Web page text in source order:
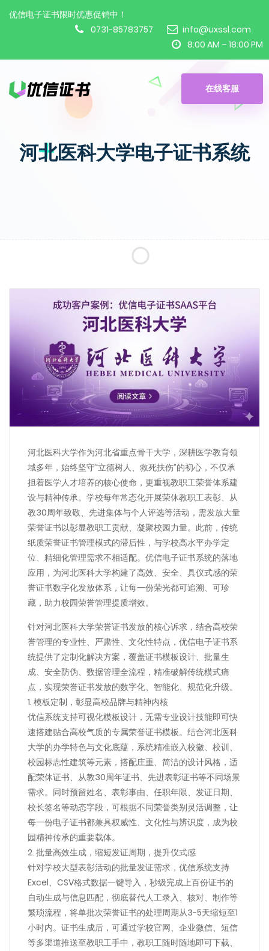
优信电子证书限时优惠促销中！
0731-85783757
info@uxssl.com
8:00 AM – 18:00 PM
在线客服
河北医科大学电子证书系统
河北医科大学作为河北省重点骨干大学，深耕医学教育领
域多年，始终坚守“立德树人、救死扶伤”的初心，不仅承
担着医学人才培养的核心使命，更重视教职工荣誉体系建
设与精神传承。学校每年常态化开展荣休教职工表彰、从
教30周年致敬、先进集体与个人评选等活动，需发放大量
荣誉证书以彰显教职工贡献、凝聚校园力量。此前，传统
纸质荣誉证书管理模式的滞后性，与学校高水平办学定
位、精细化管理需求不相适配。优信电子证书系统的落地
应用，为河北医科大学构建了高效、安全、具仪式感的荣
誉证书数字化发放体系，让每一份荣光都可追溯、可珍
藏，助力校园荣誉管理提质增效。
针对河北医科大学荣誉证书发放的核心诉求，结合高校荣
誉管理的专业性、严肃性、文化性特点，优信电子证书系
统提供了定制化解决方案，覆盖证书模板设计、批量生
成、安全防伪、数据管理全流程，精准破解传统模式痛
点，实现荣誉证书发放的数字化、智能化、规范化升级。
1. 模板定制，彰显高校品牌与精神内核
优信系统支持可视化模板设计，无需专业设计技能即可快
速搭建贴合高校气质的专属荣誉证书模板。结合河北医科
大学的办学特色与文化底蕴，系统精准嵌入校徽、校训、
校园标志性建筑等元素，搭配庄重、简洁的设计风格，适
配荣休证书、从教30周年证书、先进表彰证书等不同场景
需求。同时预留姓名、表彰事由、任职年限、发证日期、
校长签名等动态字段，可根据不同荣誉类别灵活调整，让
每一份电子证书都兼具权威性、文化性与辨识度，成为校
园精神传承的重要载体。
2. 批量高效生成，缩短发证周期，提升仪式感
针对学校大型表彰活动的批量发证需求，优信系统支持
Excel、CSV格式数据一键导入，秒级完成上百份证书的
自动生成与信息匹配，彻底替代人工录入、核对、制作等
繁琐流程，将单批次荣誉证书的处理周期从3-5天缩短至1
小时内。证书生成后，可通过学校官网、企业微信、短信
等多渠道推送至教职工手中，教职工随时随地即可下载、